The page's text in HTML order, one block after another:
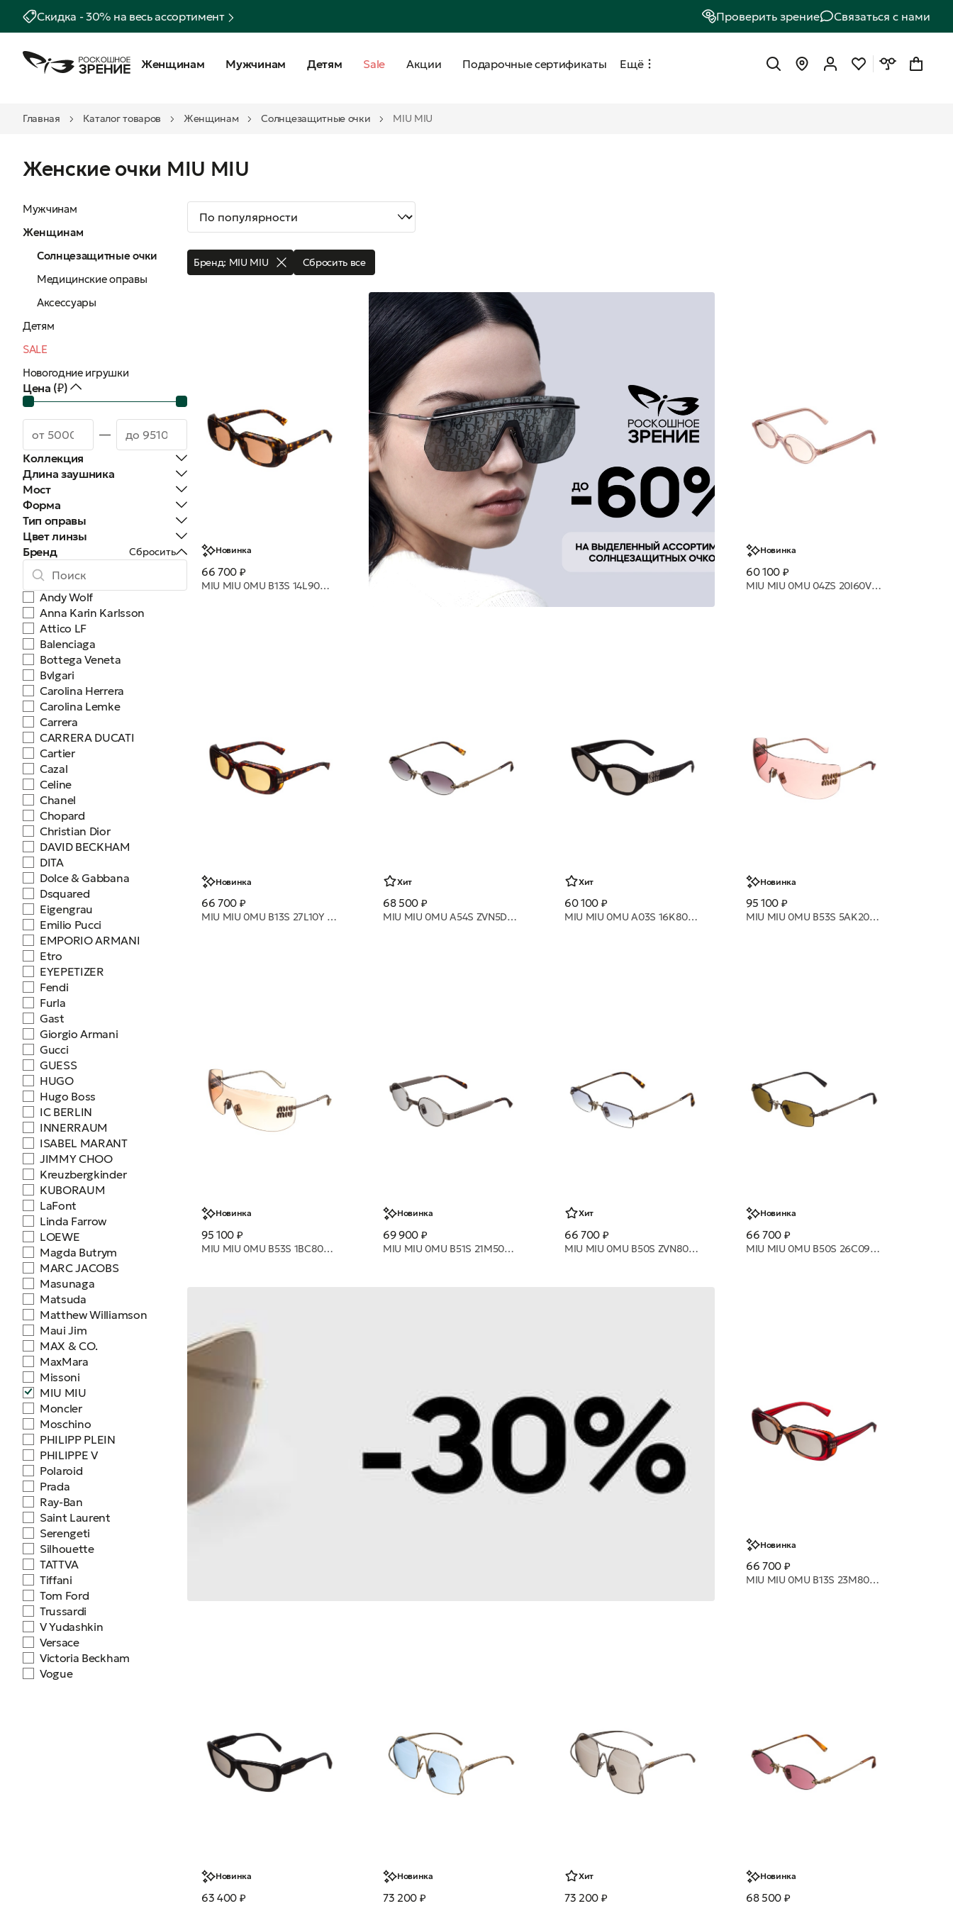
Скидка - 30% на весь ассортимент Проверить зрение Связаться с нами
Женщинам Мужчинам Детям Sale Акции Подарочные сертификаты Ещё
Главная Каталог товаров Женщинам Солнцезащитные очки MIU MIU
Женские очки MIU MIU
Мужчинам
Женщинам
Солнцезащитные очки
Медицинские оправы
Аксессуары
Детям
SALE
Новогодние игрушки
Цена (₽)
Коллекция
Длина заушника
Мост
Форма
Тип оправы
Цвет линзы
Бренд
Сбросить
Andy Wolf
Anna Karin Karlsson
Attico LF
Balenciaga
Bottega Veneta
Bvlgari
Carolina Herrera
Carolina Lemke
Carrera
CARRERA DUCATI
Cartier
Cazal
Celine
Chanel
Chopard
Christian Dior
DAVID BECKHAM
DITA
Dolce & Gabbana
Dsquared
Eigengrau
Emilio Pucci
EMPORIO ARMANI
Etro
EYEPETIZER
Fendi
Furla
Gast
Giorgio Armani
Gucci
GUESS
HUGO
Hugo Boss
IC BERLIN
INNERRAUM
ISABEL MARANT
JIMMY CHOO
Kreuzbergkinder
KUBORAUM
LaFont
Linda Farrow
LOEWE
Magda Butrym
MARC JACOBS
Masunaga
Matsuda
Matthew Williamson
Maui Jim
MAX & CO.
MaxMara
Missoni
MIU MIU
Moncler
Moschino
PHILIPP PLEIN
PHILIPPE V
Polaroid
Prada
Ray-Ban
Saint Laurent
Serengeti
Silhouette
TATTVA
Tiffani
Tom Ford
Trussardi
V Yudashkin
Versace
Victoria Beckham
Vogue
Бренд: MIU MIU Сбросить все
Новинка
66 700 ₽
MIU MIU 0MU B13S 14L90Q 52 очки с/з
Новинка
60 100 ₽
MIU MIU 0MU 04ZS 20I60V 50 очки с/з
Новинка
66 700 ₽
MIU MIU 0MU B13S 27L10Y 52 очки с/з
Хит
68 500 ₽
MIU MIU 0MU A54S ZVN5D1 51 очки с/з
Хит
60 100 ₽
MIU MIU 0MU A03S 16K80Q 53 очки с/з
Новинка
95 100 ₽
MIU MIU 0MU B53S 5AK20Y очки с/з
Новинка
95 100 ₽
MIU MIU 0MU B53S 1BC80Y очки с/з
Новинка
69 900 ₽
MIU MIU 0MU B51S 21M50Q 47 очки с/з
Хит
66 700 ₽
MIU MIU 0MU B50S ZVN80O 50 очки с/з
Новинка
66 700 ₽
MIU MIU 0MU B50S 26C09Z 52 очки с/з
Новинка
66 700 ₽
MIU MIU 0MU B13S 23M80Q 52 очки с/з
Новинка
63 400 ₽
Новинка
73 200 ₽
Хит
73 200 ₽
Новинка
68 500 ₽